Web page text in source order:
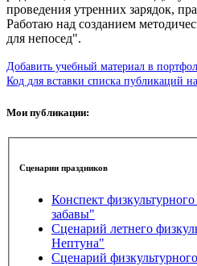
проведения утренних зарядок,
Работаю над созданием
для непосед".
Добавить учебный материал в
Код для вставки списка публикаций
Мои публикации:
Сценарии праздников
Конспект
забавы"
Сценарий летнего
Нептуна"
Сценарий